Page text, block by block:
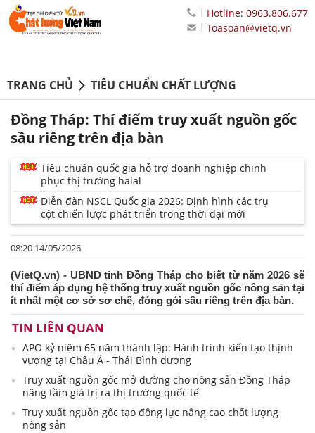
Hotline: 0963.806.677
Toasoan@vietq.vn
TRANG CHỦ TIÊU CHUẨN CHẤT LƯỢNG
Đồng Tháp: Thí điểm truy xuất nguồn gốc
sầu riêng trên địa bàn
Tiêu chuẩn quốc gia hỗ trợ doanh nghiệp chinh
phục thị trường halal
Diễn đàn NSCL Quốc gia 2026: Định hình các trụ
cột chiến lược phát triển trong thời đại mới
08:20 14/05/2026
(VietQ.vn) - UBND tỉnh Đồng Tháp cho biết từ năm 2026 sẽ
thí điểm áp dụng hệ thống truy xuất nguồn gốc nông sản tại
ít nhất một cơ sở sơ chế, đóng gói sầu riêng trên địa bàn.
TIN LIÊN QUAN
APO kỷ niệm 65 năm thành lập: Hành trình kiến tạo thịnh
vượng tại Châu Á - Thái Bình dương
Truy xuất nguồn gốc mở đường cho nông sản Đồng Tháp
nâng tầm giá trị ra thị trường quốc tế
Truy xuất nguồn gốc tạo động lực nâng cao chất lượng
nông sản